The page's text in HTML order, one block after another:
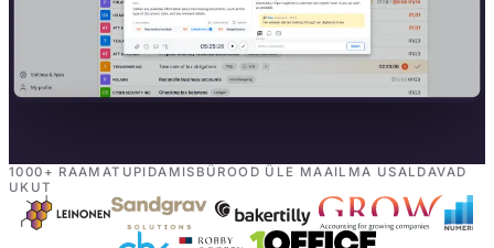
1000+ RAAMATUPIDAMISBÜROOD ÜLE MAAILMA USALDAVAD
UKUT